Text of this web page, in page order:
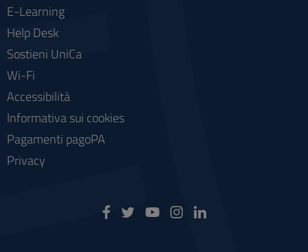
E-Learning
Help Desk
Sostieni UniCa
Wi-Fi
Accessibilità
Informativa sui cookies
Pagamenti pagoPA
Privacy